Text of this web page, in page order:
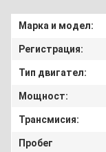
Марка и модел:
Регистрация:
Тип двигател:
Мощност:
Трансмисия:
Пробег